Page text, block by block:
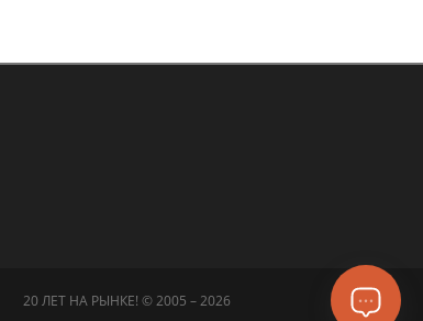
20 ЛЕТ НА РЫНКЕ! © 2005 – 2026